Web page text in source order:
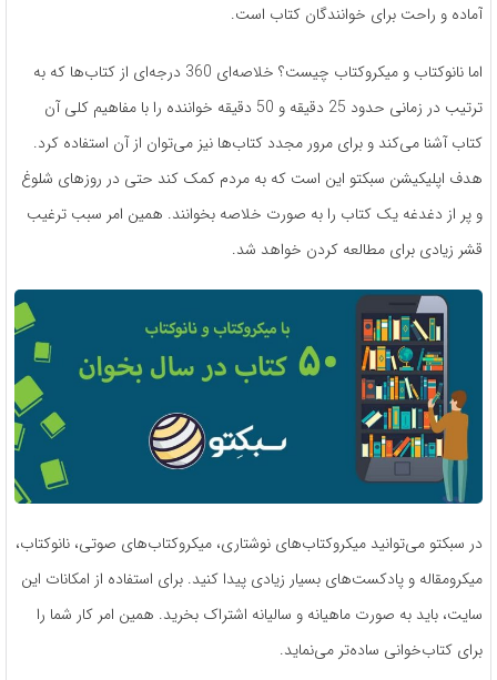
آماده و راحت برای خوانندگان کتاب است.
اما نانوکتاب و میکروکتاب چیست؟ خلاصه‌ای 360 درجه‌ای از کتاب‌ها که به
ترتیب در زمانی حدود 25 دقیقه و 50 دقیقه خواننده را با مفاهیم کلی آن
کتاب آشنا می‌کند و برای مرور مجدد کتاب‌ها نیز می‌توان از آن استفاده کرد.
هدف اپلیکیشن سبکتو این است که به مردم کمک کند حتی در روزهای شلوغ
و پر از دغدغه یک کتاب را به صورت خلاصه بخوانند. همین امر سبب ترغیب
قشر زیادی برای مطالعه کردن خواهد شد.
در سبکتو می‌توانید میکروکتاب‌های نوشتاری، میکروکتاب‌های صوتی، نانوکتاب،
میکرومقاله و پادکست‌های بسیار زیادی پیدا کنید. برای استفاده از امکانات این
سایت، باید به صورت ماهیانه و سالیانه اشتراک بخرید. همین امر کار شما را
برای کتاب‌خوانی ساده‌تر می‌نماید.